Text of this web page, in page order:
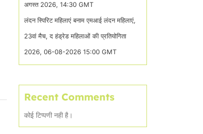
अगस्त 2026, 14:30 GMT
लंदन स्पिरिट महिलाएं बनाम एमआई लंदन महिलाएं,
23वां मैच, द हंड्रेड महिलाओं की प्रतियोगिता
2026, 06-08-2026 15:00 GMT
Recent Comments
कोई टिप्पणी नही है।